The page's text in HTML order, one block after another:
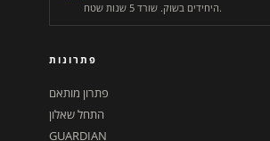
היחידים בשוק. שורד 5 שנות שטח.
פתרונות
פתרון מותאם
התחל שאלון
GUARDIAN